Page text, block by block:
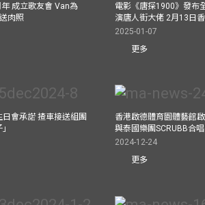
成立歌友會 Van為
肉照
電影《唐探1900》發布
演唐人街大佬 2月13日
2025-01-07
更多
會承諾 揸車接送組團
香港啟德體育園體藝館
與泰國樂團SCRUBB合
2024-12-24
更多